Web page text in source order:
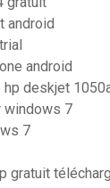
android
android
hp deskjet
windows 7
7
gratuit